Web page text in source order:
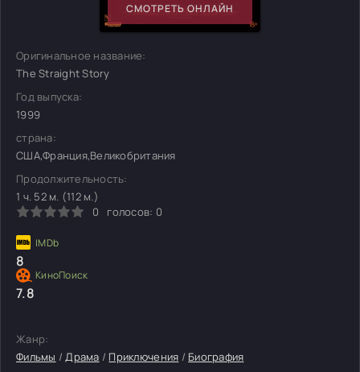
СМОТРЕТЬ ОНЛАЙН
Оригинальное название:
The Straight Story
Год выпуска:
1999
страна:
США,Франция,Великобритания
Продолжительность:
1 ч. 52 м. (112 м.)
0
голосов: 0
8
7.8
Жанр:
Фильмы /Драма / Приключения / Биография